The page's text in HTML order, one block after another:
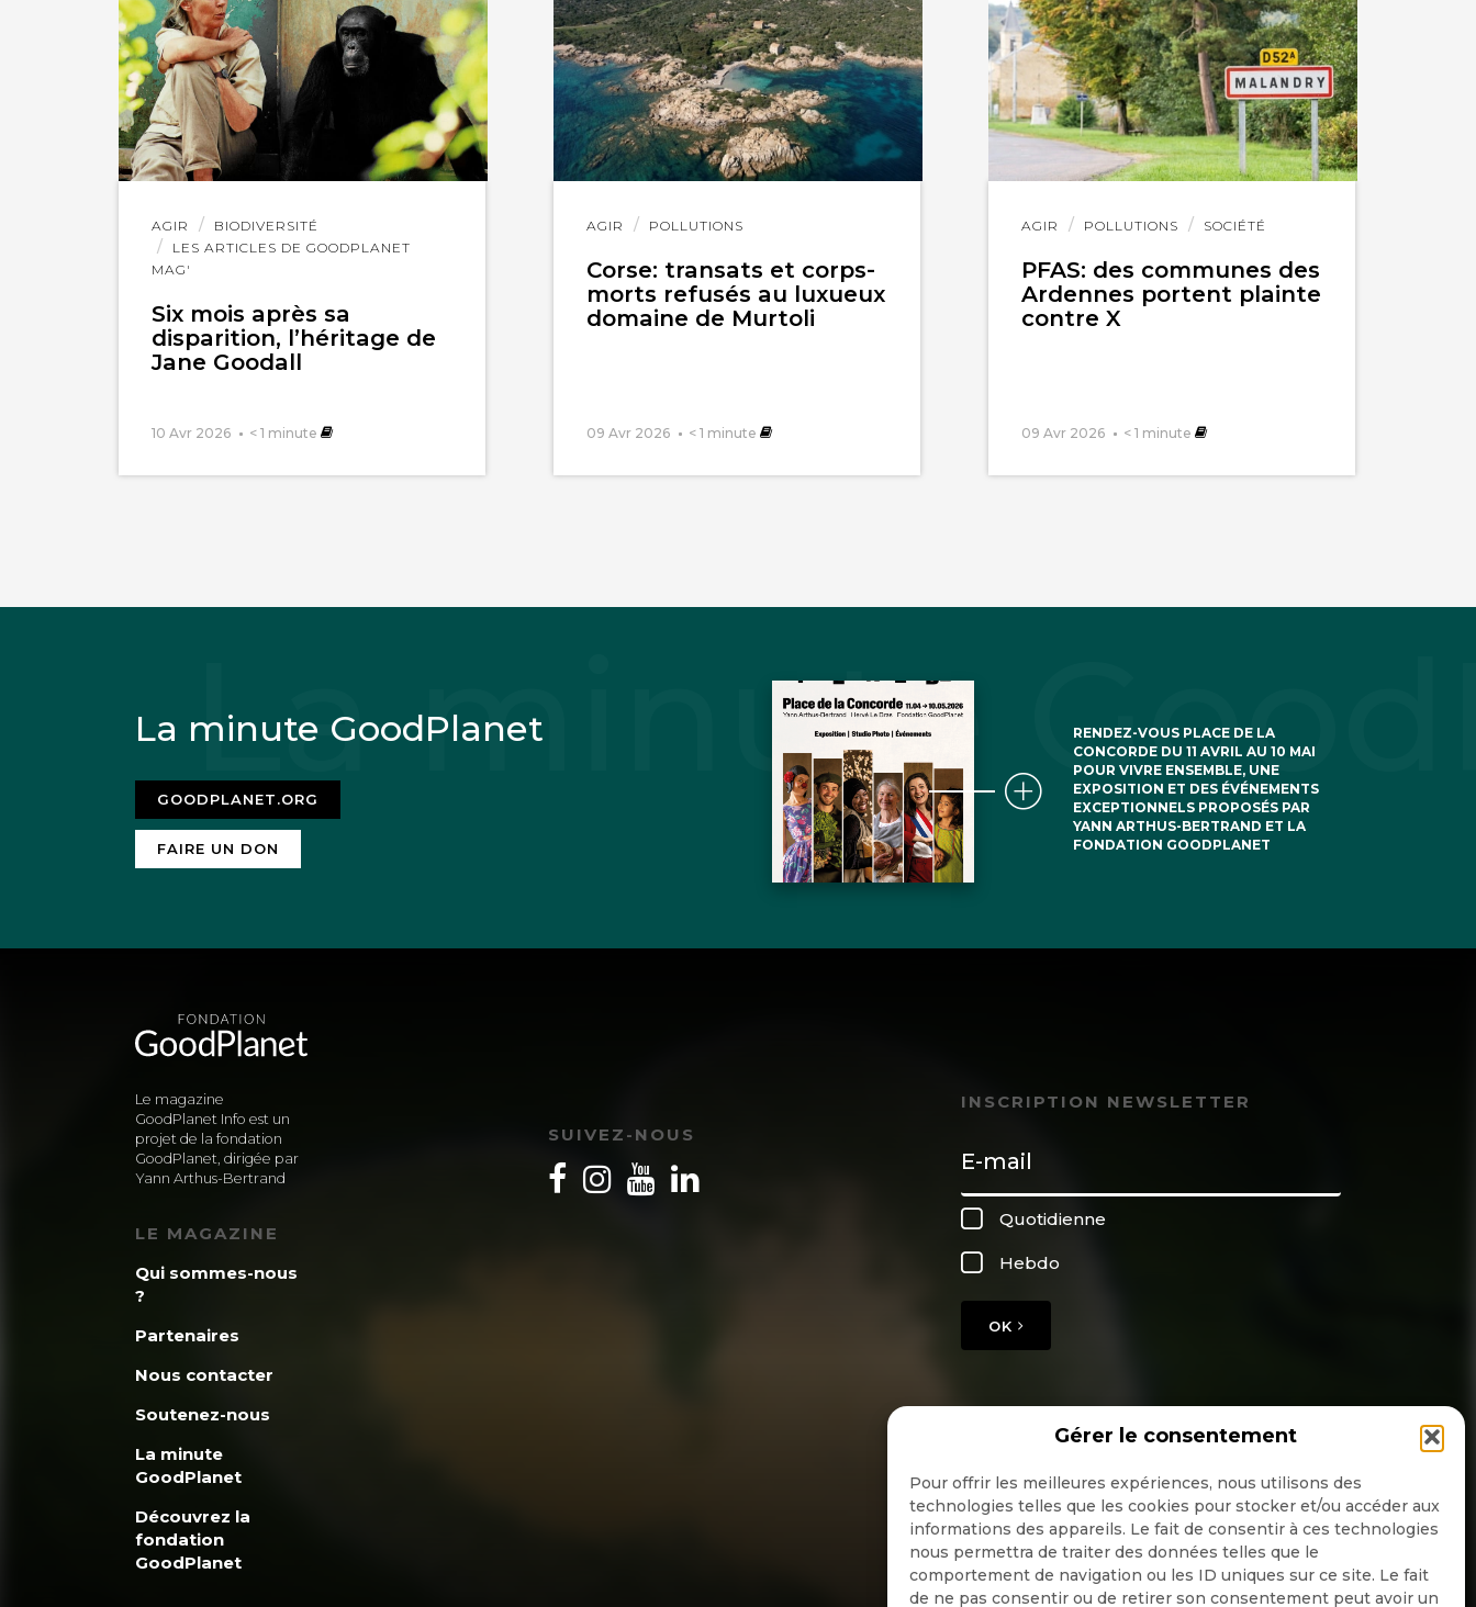
Gérer le consentement
Pour offrir les meilleures expériences, nous utilisons des
technologies telles que les cookies pour stocker et/ou accéder aux
informations des appareils. Le fait de consentir à ces technologies
nous permettra de traiter des données telles que le
comportement de navigation ou les ID uniques sur ce site. Le fait
de ne pas consentir ou de retirer son consentement peut avoir un
AGIR
BIODIVERSITÉ
LES ARTICLES DE GOODPLANET
MAG'
Six mois après sa
disparition, l’héritage de
Jane Goodall
10 Avr 2026 < 1 minute
Lire
l'article
AGIR POLLUTIONS
Corse: transats et corps-
morts refusés au luxueux
domaine de Murtoli
09 Avr 2026 < 1 minute
Lire
AGIR POLLUTIONS SOCIÉTÉ
PFAS: des communes des
Ardennes portent plainte
contre X
09 Avr 2026 < 1 minute
Lire
La minute GoodPlanet
GOODPLANET.ORG
FAIRE UN DON
RENDEZ-VOUS PLACE DE LA
CONCORDE DU 11 AVRIL AU 10 MAI
POUR VIVRE ENSEMBLE, UNE
EXPOSITION ET DES ÉVÉNEMENTS
EXCEPTIONNELS PROPOSÉS PAR
YANN ARTHUS-BERTRAND ET LA
FONDATION GOODPLANET
Le magazine
GoodPlanet Info est un
projet de la fondation
GoodPlanet, dirigée par
Yann Arthus-Bertrand
LE MAGAZINE
Qui sommes-nous
?
Partenaires
Nous contacter
Soutenez-nous
La minute
GoodPlanet
Découvrez la
fondation
GoodPlanet
SUIVEZ-NOUS
INSCRIPTION NEWSLETTER
Quotidienne
Hebdo
OK